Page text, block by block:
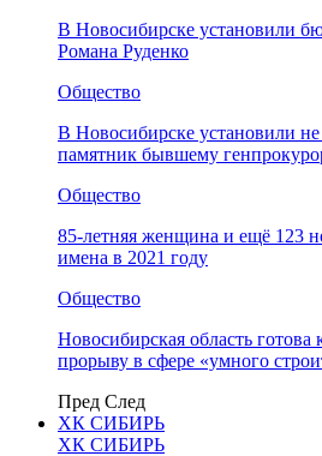
В Новосибирске установили
Романа Руденко
Общество
В Новосибирске установили
памятник бывшему
Общество
85-летняя женщина и ещё 123
имена в 2021 году
Общество
Новосибирская область
прорыву в сфере «умного
Пред След
ХК СИБИРЬ
ХК СИБИРЬ